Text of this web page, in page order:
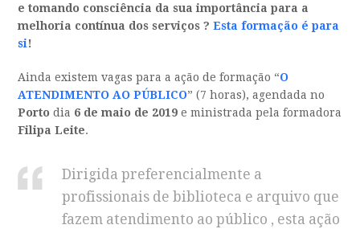
e tomando consciência da sua importância para a
melhoria contínua dos serviços ?Esta formação é para
si!
Ainda existem vagas para a ação de formação “O
ATENDIMENTO AO PÚBLICO” (7 horas), agendada no
Porto dia 6 de maio de 2019 e ministrada pela formadora
Filipa Leite.
Dirigida preferencialmente a
profissionais de biblioteca e arquivo que
fazem atendimento ao público , esta ação